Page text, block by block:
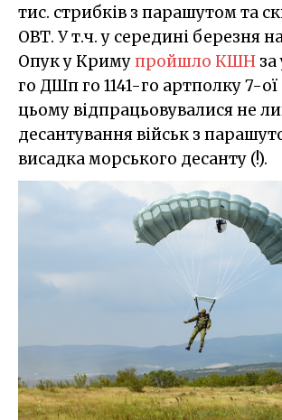
тис. стрибків з парашутом та
ОВТ. У т.ч. у середині березня
Опук у Кримупройшло КШН
го ДШп го 1141-го артполку 7-
цьому відпрацьовувалися не
десантування військ з
висадка морського десанту (!).